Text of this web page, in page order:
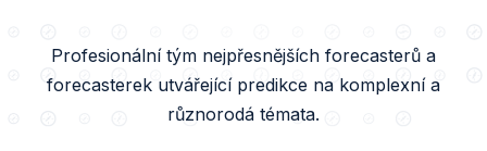
Profesionální tým nejpřesnějších forecasterů a
forecasterek utvářející predikce na komplexní a
různorodá témata.